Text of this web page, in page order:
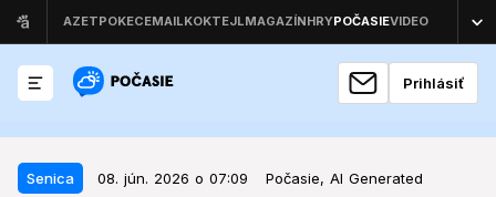
Prihlásiť
Senica 08. jún. 2026 o 07:09 Počasie, AI Generated
Senica 08. jún. 2026 o 07:09